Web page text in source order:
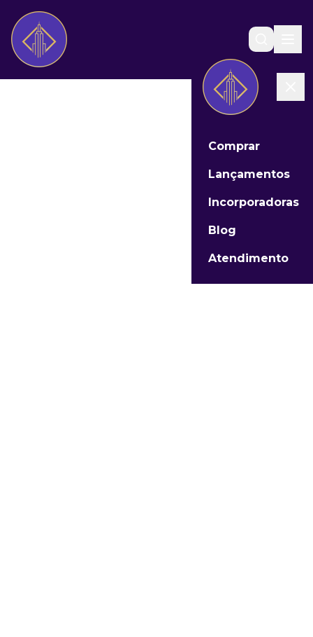
Comprar
Lançamentos
Incorporadoras
Blog
Atendimento